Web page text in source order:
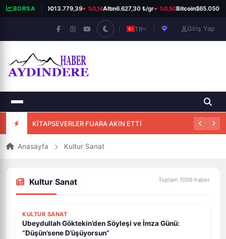
BORSABIST 10013.779,39 %0,14Altın6.627,30 ₺/gr %0,50Bitcoin$65.050
TR Giriş Yap
KİTAPSEVERLER FUARA AKIN ETTİ
Anasayfa Kultur Sanat
Kultur Sanat Toplam 1006 haber
KULTUR SANAT
Ubeydullah Göktekin’den Söyleşi ve İmza Günü:
“Düşün’sene D’üşüyorsun”